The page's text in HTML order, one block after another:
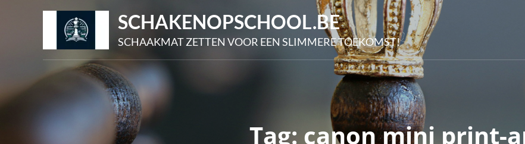
SCHAKENOPSCHOOL.BE
SCHAAKMAT ZETTEN VOOR EEN SLIMMERE TOEKOMST!
Tag: canon mini print-